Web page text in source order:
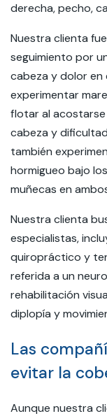
derecha, pecho,
Nuestra clienta
seguimiento por
cabeza y dolor en
experimentar
flotar al
cabeza y
también
hormigueo bajo
muñecas en
Nuestra clienta
especialistas,
quiropráctico y
referida a un
rehabilitación
diplopía y
Las
evitar la
Aunque nuestra